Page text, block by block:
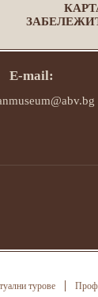
E-mail:
турове